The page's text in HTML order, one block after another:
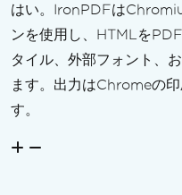
はい。IronPDFは
ンを使用し、HTMLを
タイル、外部フォント、
ます。出力はChromeの
す。